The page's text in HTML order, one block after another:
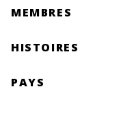
MEMBRES
HISTOIRES
PAYS